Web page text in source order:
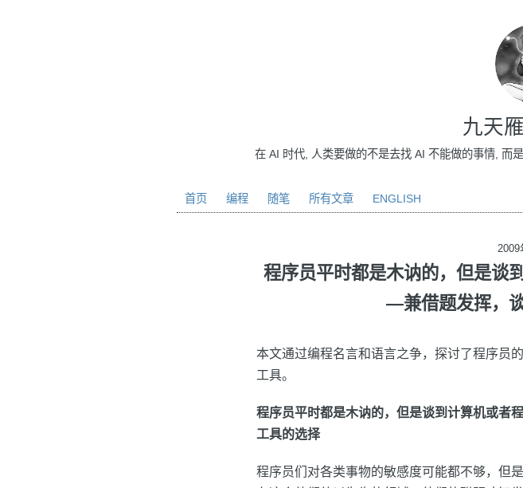
九天
在 AI 时代, 人类要做的不是去找 AI 不能做的事情, 而
首页 编程 随笔 所有文章 ENGLISH
2009
程序员平时都是木讷的，但是谈
—兼借题发挥，
本文通过编程名言和语言之争，探讨了程序员
工具。
程序员平时都是木讷的，但是谈到计算机或者
工具的选择
程序员们对各类事物的敏感度可能都不够，但